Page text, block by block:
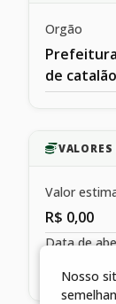
Orgão
de catalão
VALORES
Valor
R$ 0,00
Data de
07/08/2026
Nosso